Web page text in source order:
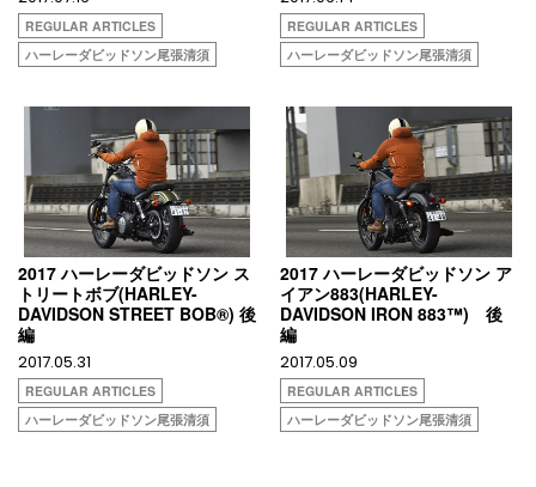
REGULAR ARTICLES
ハーレーダビッドソン尾張清須
REGULAR ARTICLES
ハーレーダビッドソン尾張清須
2017 ハーレーダビッドソン ス
トリートボブ(HARLEY-
DAVIDSON STREET BOB®) 後
編
2017.05.31
REGULAR ARTICLES
ハーレーダビッドソン尾張清須
2017 ハーレーダビッドソン ア
イアン883(HARLEY-
DAVIDSON IRON 883™) 後
編
2017.05.09
REGULAR ARTICLES
ハーレーダビッドソン尾張清須